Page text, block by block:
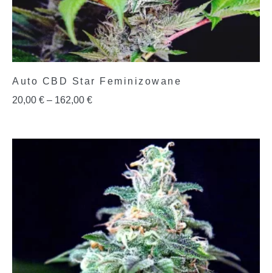
Auto CBD Star Feminizowane
20,00 € – 162,00 €